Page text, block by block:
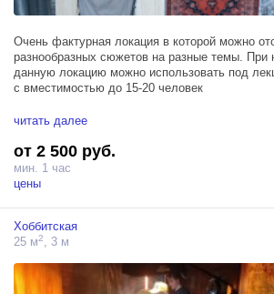
Очень фактурная локация в которой можно
разнообразных сюжетов на разные темы. При
данную локацию можно использовать под
с вместимостью до 15-20 человек
Площадь около 20 кв метра.
Стена фобий
больничная кушетка с ремнями для фиксации
фактурные мрачные стены
читать далее
от 2 500 руб.
мин. 1 час
цены
Хоббитская
25 м2, 3 м